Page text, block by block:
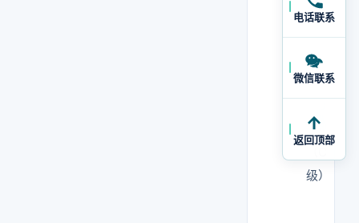
7级
级）
电话联系
微信联系
返回顶部